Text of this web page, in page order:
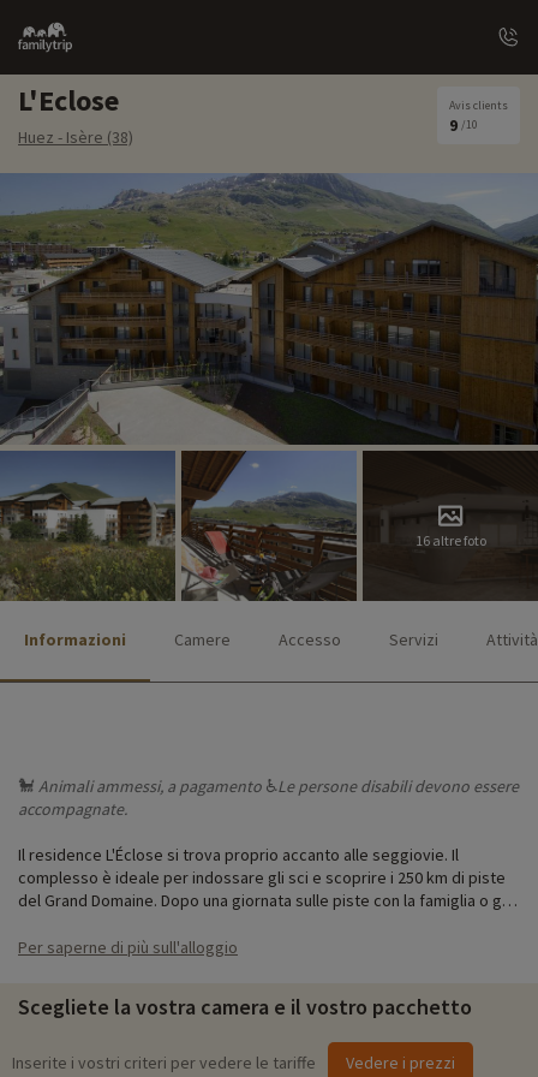
Family
trip
L'Eclose
Huez - Isère (38)
Avis clients
9 /10
16 altre foto
Informazioni Camere Accesso Servizi Attività
🐩 Animali ammessi, a pagamento ♿Le persone disabili devono essere
accompagnate.
Il residence L'Éclose si trova proprio accanto alle seggiovie. Il
complesso è ideale per indossare gli sci e scoprire i 250 km di piste
del Grand Domaine. Dopo una giornata sulle piste con la famiglia o gli
certificazione di qualità. Questo incantevole bozzolo vi offrirà servizi,
comfort, benessere ed eleganza nella maestosa cornice dell'Alpe
d'Huez. L'alloggio può ospitare da 4 a 10 persone, il che lo rende
Per saperne di più sull'alloggio
Scegliete la vostra camera e il vostro pacchetto
Inserite i vostri criteri per vedere le tariffe Vedere i prezzi